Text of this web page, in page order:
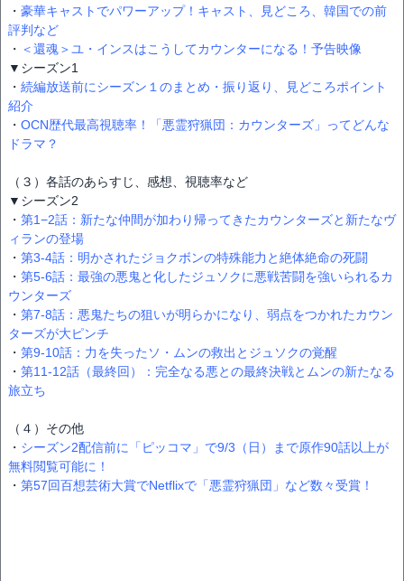
・ 豪華キャストでパワーアップ！キャスト、見どころ、韓国での前
評判など
・ ＜還魂＞ユ・インスはこうしてカウンターになる！予告映像
▼シーズン1
・ 続編放送前にシーズン１のまとめ・振り返り、見どころポイント
紹介
・ OCN歴代最高視聴率！「悪霊狩猟団：カウンターズ」ってどんな
ドラマ？
（３）各話のあらすじ、感想、視聴率など
▼シーズン2
・ 第1−2話：新たな仲間が加わり帰ってきたカウンターズと新たなヴ
ィランの登場
・ 第3-4話：明かされたジョクボンの特殊能力と絶体絶命の死闘
・ 第5-6話：最強の悪鬼と化したジュソクに悪戦苦闘を強いられるカ
ウンターズ
・ 第7-8話：悪鬼たちの狙いが明らかになり、弱点をつかれたカウン
ターズが大ピンチ
・ 第9-10話：力を失ったソ・ムンの救出とジュソクの覚醒
・ 第11-12話（最終回）：完全なる悪との最終決戦とムンの新たなる
旅立ち
（４）その他
・ シーズン2配信前に「ピッコマ」で9/3（日）まで原作90話以上が
無料閲覧可能に！
・ 第57回百想芸術大賞でNetflixで「悪霊狩猟団」など数々受賞！